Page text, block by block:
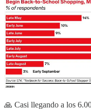
🙏 Casi llegando a los